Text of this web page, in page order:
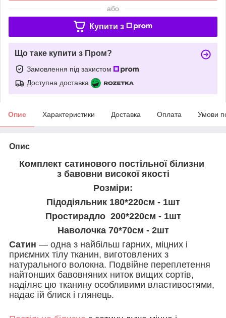
або
Купити з
Що таке купити з Пром?
Замовлення під захистом
Доступна доставка
Опис Характеристики Доставка Оплата Умови
Опис
Комплект сатинового постільної білизни
з бавовни високої якості
Розміри:
Підодіяльник 180*220см - 1шт
Простирадло 200*220см - 1шт
Наволочка 70*70см - 2шт
Сатин — одна з найбільш гарних, міцних і
приємних тілу тканин, виготовлених з
натурального волокна. Подвійне переплетення
найтонших бавовняних ниток вищих сортів,
наділяє цю тканину особливими властивостями,
надає їй блиск і глянець.